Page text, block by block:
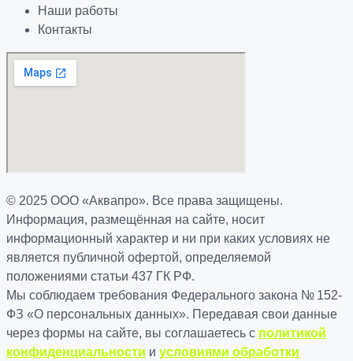
Наши работы
Контакты
© 2025 ООО «Аквапро». Все права защищены.
Информация, размещённая на сайте, носит
информационный характер и ни при каких условиях не
является публичной офертой, определяемой
положениями статьи 437 ГК РФ.
Мы соблюдаем требования Федерального закона № 152-
ФЗ «О персональных данных». Передавая свои данные
через формы на сайте, вы соглашаетесь с политикой
конфиденциальности и условиями обработки